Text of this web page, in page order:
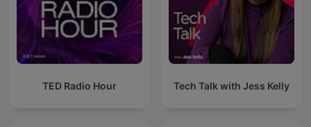
TED Radio Hour Tech Talk with Jess Kelly